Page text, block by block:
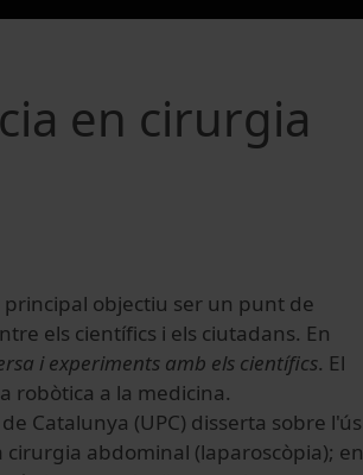
en cirurgia
principal objectiu ser un punt de
els científics i els ciutadans. En
i experiments amb els científics. El
robòtica a la medicina.
Catalunya (UPC) disserta sobre l'ús
abdominal (laparoscòpia); en